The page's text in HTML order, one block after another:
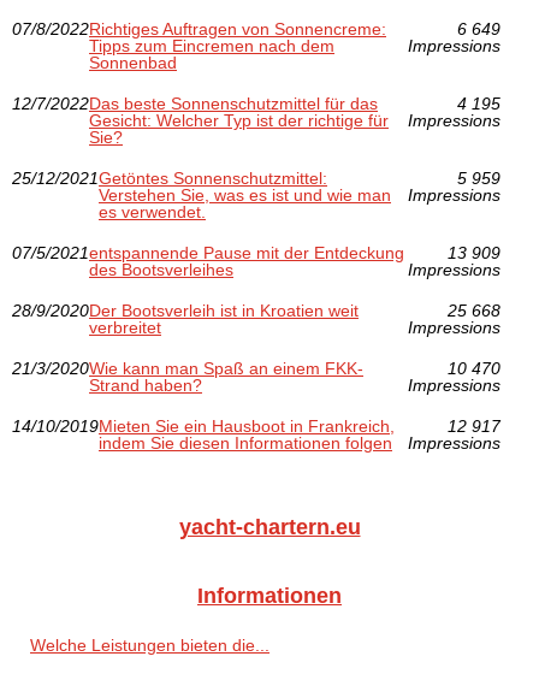
07/8/2022Richtiges Auftragen von Sonnencreme:
Tipps zum Eincremen nach dem
Sonnenbad
6 649
Impressions
12/7/2022Das beste Sonnenschutzmittel für das
Gesicht: Welcher Typ ist der richtige für
Sie?
4 195
Impressions
25/12/2021Getöntes Sonnenschutzmittel:
Verstehen Sie, was es ist und wie man
es verwendet.
5 959
Impressions
07/5/2021entspannende Pause mit der Entdeckung
des Bootsverleihes
13 909
Impressions
28/9/2020Der Bootsverleih ist in Kroatien weit
verbreitet
25 668
Impressions
21/3/2020Wie kann man Spaß an einem FKK-
Strand haben?
10 470
Impressions
14/10/2019Mieten Sie ein Hausboot in Frankreich,
indem Sie diesen Informationen folgen
12 917
Impressions
yacht-chartern.eu
Informationen
Welche Leistungen bieten die...